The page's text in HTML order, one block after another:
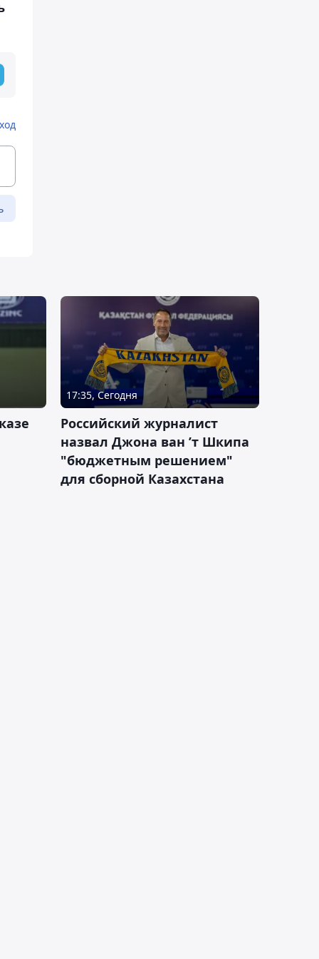
17:35, Сегодня
Российский журналист
назвал Джона ван ’т Шкипа
"бюджетным решением"
для сборной Казахстана